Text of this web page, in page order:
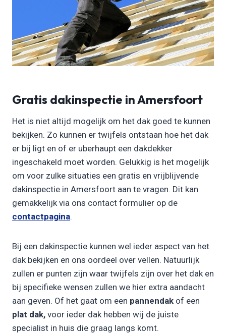
Gratis dakinspectie in Amersfoort
Het is niet altijd mogelijk om het dak goed te kunnen
bekijken. Zo kunnen er twijfels ontstaan hoe het dak
er bij ligt en of er uberhaupt een dakdekker
ingeschakeld moet worden. Gelukkig is het mogelijk
om voor zulke situaties een gratis en vrijblijvende
dakinspectie in Amersfoort aan te vragen. Dit kan
gemakkelijk via ons contact formulier op de
contactpagina.
Bij een dakinspectie kunnen wel ieder aspect van het
dak bekijken en ons oordeel over vellen. Natuurlijk
zullen er punten zijn waar twijfels zijn over het dak en
bij specifieke wensen zullen we hier extra aandacht
aan geven. Of het gaat om een pannendak of een
plat dak, voor ieder dak hebben wij de juiste
specialist in huis die graag langs komt.